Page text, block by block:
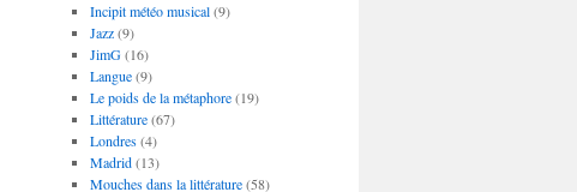
Incipit météo musical(9)
Jazz(9)
JimG(16)
Langue(9)
Le poids de la métaphore(19)
Littérature(67)
Londres(4)
Madrid(13)
Mouches dans la littérature(58)